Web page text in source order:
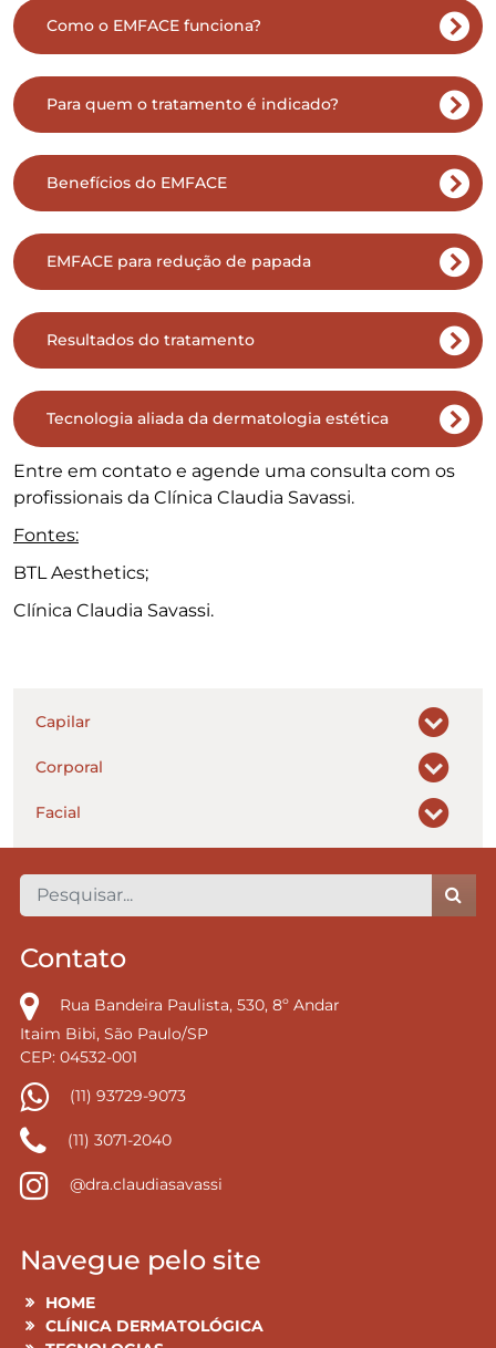
Como o EMFACE funciona?
Para quem o tratamento é indicado?
Benefícios do EMFACE
EMFACE para redução de papada
Resultados do tratamento
Tecnologia aliada da dermatologia estética
Entre em contato e agende uma consulta com os
profissionais da Clínica Claudia Savassi.
Fontes:
BTL Aesthetics;
Clínica Claudia Savassi.
Capilar
Corporal
Facial
Contato
Rua Bandeira Paulista, 530, 8º Andar
Itaim Bibi, São Paulo/SP
CEP: 04532-001
(11) 93729-9073
(11) 3071-2040
@dra.claudiasavassi
Navegue pelo site
HOME
CLÍNICA DERMATOLÓGICA